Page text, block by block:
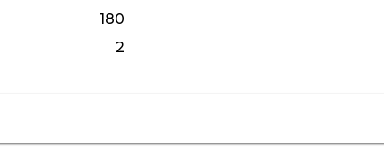
180
2